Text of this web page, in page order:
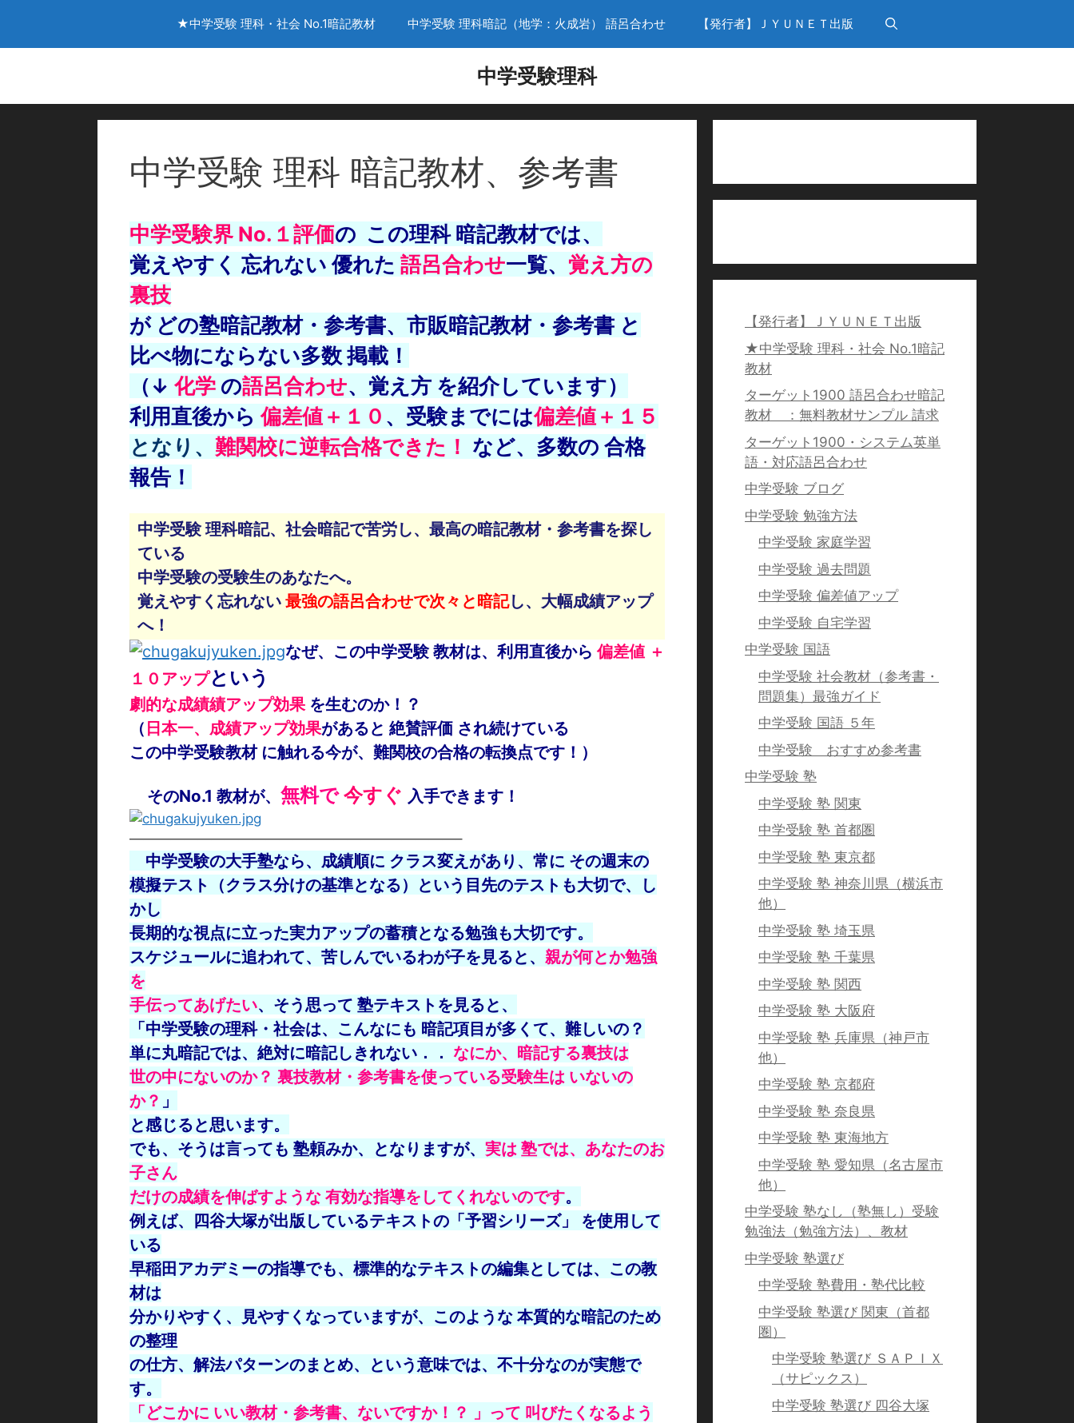
★中学受験 理科・社会 No.1暗記教材 中学受験 理科暗記（地学：火成岩） 語呂合わせ 【発行者】ＪＹＵＮＥＴ出版
中学受験理科
中学受験 理科 暗記教材、参考書
中学受験界 No.１評価の この理科 暗記教材では、
覚えやすく 忘れない 優れた 語呂合わせ一覧、 覚え方の
裏技
が どの塾暗記教材・参考書、市販暗記教材・参考書 と
比べ物にならない多数 掲載！
（↓ 化学 の語呂合わせ、覚え方 を紹介しています）
利用直後から偏差値＋１０ 、受験までには偏差値＋１５
となり、 難関校に逆転合格できた！ など、多数の 合格
報告！
中学受験 理科暗記、社会暗記で苦労し、最高の暗記教材・参考書を探し
ている
中学受験の受験生のあなたへ。
覚えやすく忘れない 最強の語呂合わせで次々と暗記し、大幅成績アップ
へ！
なぜ、この中学受験教材は、利用直後から偏差値 ＋
１０アップという
劇的な成績績アップ効果 を生むのか！？
（ 日本一、成績アップ効果があると 絶賛評価 され続けている
この中学受験教材 に触れる今が、 難関校の合格の転換点です！）
そのNo.1 教材が、 無料で今すぐ 入手できます！
————————————————————————–
中学受験の大手塾なら、成績順に クラス変えがあり、常に その週末の
模擬テスト（クラス分けの基準となる）という目先のテストも大切で、し
かし
長期的な視点に立った実力アップの蓄積となる勉強も大切です。
スケジュールに追われて、苦しんでいるわが子を見ると、 親が何とか勉強
を
手伝ってあげたい、そう思って 塾テキストを見ると、
「中学受験の理科・社会は、こんなにも 暗記項目が多くて、難しいの？
単に丸暗記では、絶対に暗記しきれない．． なにか、暗記する裏技は
世の中にないのか？ 裏技教材・参考書を使っている受験生は いないの
か？ 」
と感じると思います。
でも、そうは言っても 塾頼みか、となりますが、 実は 塾では、あなたのお
子さん
だけの成績を伸ばすような 有効な指導をしてくれないのです。
例えば、四谷大塚が出版しているテキストの「予習シリーズ」 を使用して
いる
早稲田アカデミーの指導でも、標準的なテキストの編集としては、この教
材は
分かりやすく、見やすくなっていますが、このような 本質的な暗記のため
の整理
の仕方、解法パターンのまとめ、という意味では、不十分なのが実態で
す。
「どこかに いい教材・参考書、ないですか！？ 」って 叫びたくなるよう
【発行者】ＪＹＵＮＥＴ出版
★中学受験 理科・社会 No.1暗記
教材
ターゲット1900 語呂合わせ暗記
教材 ：無料教材サンプル 請求
ターゲット1900・システム英単
語・対応語呂合わせ
中学受験 ブログ
中学受験 勉強方法
中学受験 家庭学習
中学受験 過去問題
中学受験 偏差値アップ
中学受験 自宅学習
中学受験 国語
中学受験 社会教材（参考書・
問題集）最強ガイド
中学受験 国語 ５年
中学受験 おすすめ参考書
中学受験 塾
中学受験 塾 関東
中学受験 塾 首都圏
中学受験 塾 東京都
中学受験 塾 神奈川県（横浜市
他）
中学受験 塾 埼玉県
中学受験 塾 千葉県
中学受験 塾 関西
中学受験 塾 大阪府
中学受験 塾 兵庫県（神戸市
他）
中学受験 塾 京都府
中学受験 塾 奈良県
中学受験 塾 東海地方
中学受験 塾 愛知県（名古屋市
他）
中学受験 塾なし（塾無し）受験
勉強法（勉強方法）、教材
中学受験 塾選び
中学受験 塾費用・塾代比較
中学受験 塾選び 関東（首都
圏）
中学受験 塾選び ＳＡＰＩＸ
（サピックス）
中学受験 塾選び 四谷大塚